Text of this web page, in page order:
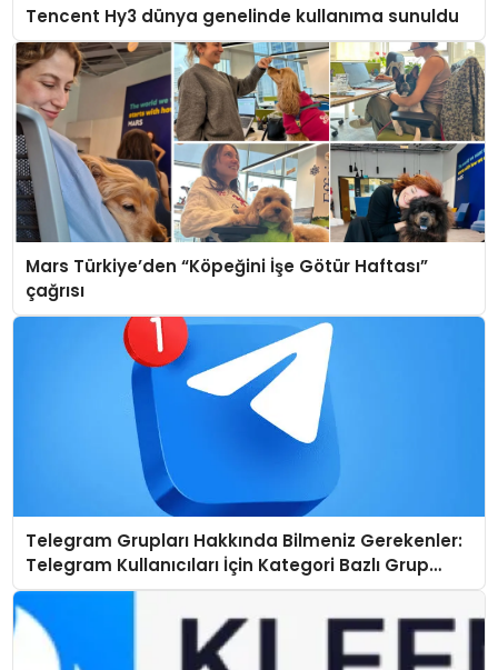
Tencent Hy3 dünya genelinde kullanıma sunuldu
Mars Türkiye’den “Köpeğini İşe Götür Haftası”
çağrısı
Telegram Grupları Hakkında Bilmeniz Gerekenler:
Telegram Kullanıcıları İçin Kategori Bazlı Grup
Rehberi